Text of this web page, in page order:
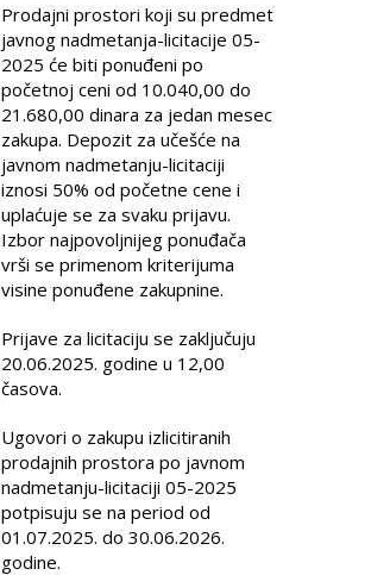
Prodajni prostori koji su predmet
javnog nadmetanja-licitacije 05-
2025 će biti ponuđeni po
početnoj ceni od 10.040,00 do
21.680,00 dinara za jedan mesec
zakupa. Depozit za učešće na
javnom nadmetanju-licitaciji
iznosi 50% od početne cene i
uplaćuje se za svaku prijavu.
Izbor najpovoljnijeg ponuđača
vrši se primenom kriterijuma
visine ponuđene zakupnine.
Prijave za licitaciju se zaključuju
20.06.2025. godine u 12,00
časova.
Ugovori o zakupu izlicitiranih
prodajnih prostora po javnom
nadmetanju-licitaciji 05-2025
potpisuju se na period od
01.07.2025. do 30.06.2026.
godine.